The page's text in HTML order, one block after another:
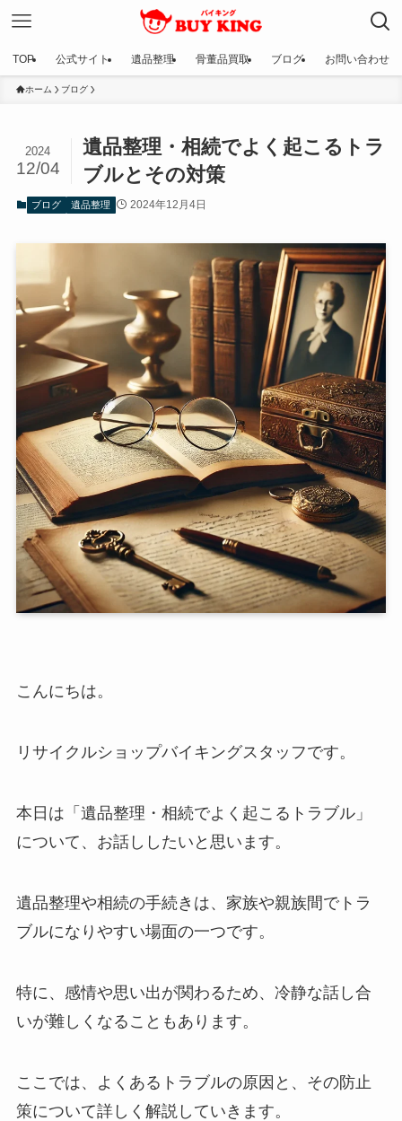
TOP 公式サイト 遺品整理 骨董品買取 ブログ お問い合わせ
ホーム ブログ
遺品整理・相続でよく起こるトラ
ブルとその対策
2024
12/04
ブログ 遺品整理 2024年12月4日
こんにちは。
リサイクルショップバイキングスタッフです。
本日は「遺品整理・相続でよく起こるトラブル」
について、お話ししたいと思います。
遺品整理や相続の手続きは、家族や親族間でトラ
ブルになりやすい場面の一つです。
特に、感情や思い出が関わるため、冷静な話し合
いが難しくなることもあります。
ここでは、よくあるトラブルの原因と、その防止
策について詳しく解説していきます。